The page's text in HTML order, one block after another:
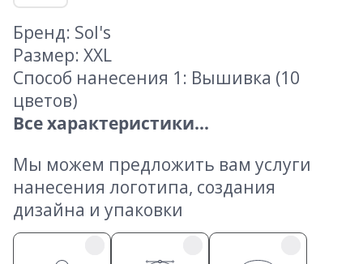
Бренд: Sol's
Размер: XXL
Способ нанесения 1: Вышивка (10
цветов)
Все характеристики...
Мы можем предложить вам услуги
нанесения логотипа, создания
дизайна и упаковки